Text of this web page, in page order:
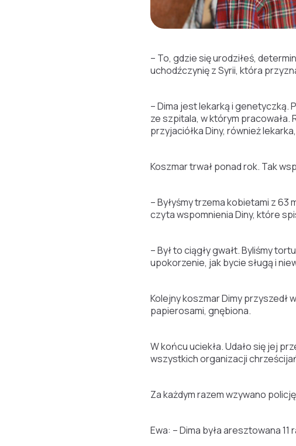
– To, gdzie się urodziłeś,
uchodźczynię z Syrii, która
– Dima jest lekarką i genetyczką.
ze szpitala, w którym pracowała.
przyjaciółka Diny, również
Koszmar trwał ponad rok. Tak
– Byłyśmy trzema kobietami z 63
czyta wspomnienia Diny, które
– Był to ciągły gwałt. Byliśmy
upokorzenie, jak bycie sługą i
Kolejny koszmar Dimy przyszedł
papierosami, gnębiona.
W końcu uciekła. Udało się jej
wszystkich organizacji
Za każdym razem wzywano
Ewa: – Dima była aresztowana